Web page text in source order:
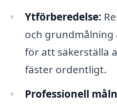
Ytförberedelse:
och grundmålning
för att säkerställa
fäster ordentligt.
Professionell